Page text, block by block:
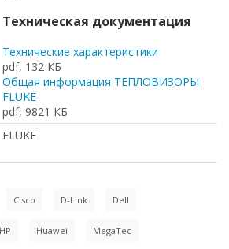
Техническая документация
Технические характеристики
pdf, 132 КБ
Общая информация ТЕПЛОВИЗОРЫ
FLUKE
pdf, 9821 КБ
FLUKE
Cisco D-Link Dell
HP Huawei MegaTec